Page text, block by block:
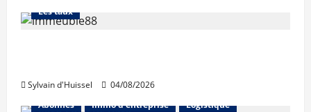
Les taux
Sylvain d'Huissel
04/08/2026
Abonnés
Immo d'entreprise Logistique